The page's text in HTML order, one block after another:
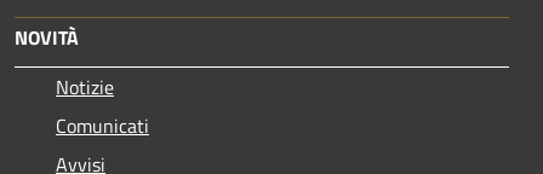
NOVITÀ
Notizie
Comunicati
Avvisi